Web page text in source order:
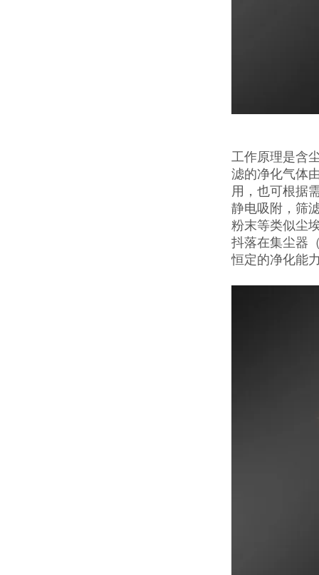
工作原理是含
滤的净化气体
用，也可根据
静电吸附，筛
粉末等类似尘
抖落在集尘器
恒定的净化能